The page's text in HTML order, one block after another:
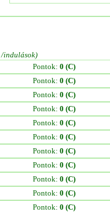
/indulások)
Pontok: 0 (C)
Pontok: 0 (C)
Pontok: 0 (C)
Pontok: 0 (C)
Pontok: 0 (C)
Pontok: 0 (C)
Pontok: 0 (C)
Pontok: 0 (C)
Pontok: 0 (C)
Pontok: 0 (C)
Pontok: 0 (C)